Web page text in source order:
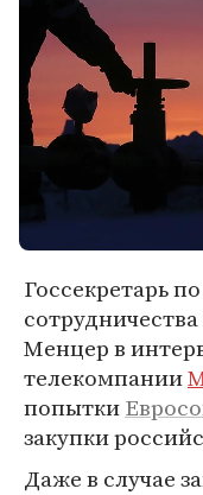
Госсекретарь
Менцер в
телекомпании
попытки
закупки
Даже в случае